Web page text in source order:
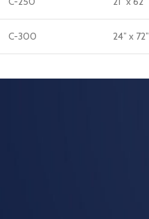
C-300 24” x 72”